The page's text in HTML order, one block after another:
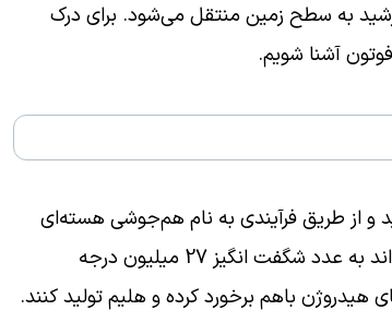
به سطح زمین منتقل می‌شود. برای درک
آشنا شویم.
از طریق فرآیندی به نام هم‌جوشی هسته‌ای
تولید می‌شوند. جالب است بدانید که دمای هسته خورشید می‌تواند به عدد شگفت انگیز 27 میلیون درجه
هیدروژن باهم برخورد کرده و هلیم تولید کنند.